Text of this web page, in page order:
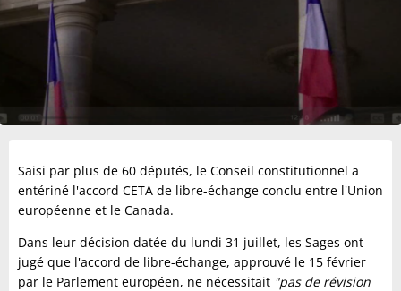
Saisi par plus de 60 députés, le Conseil constitutionnel a
entériné l'accord CETA de libre-échange conclu entre l'Union
européenne et le Canada.
Dans leur décision datée du lundi 31 juillet, les Sages ont
jugé que l'accord de libre-échange, approuvé le 15 février
par le Parlement européen, ne nécessitait "pas de révision